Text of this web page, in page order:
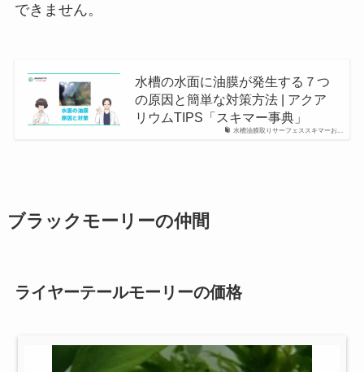
できません。
水槽油膜取りサーフェススキマーお...
水槽の水面に油膜が発生する７つ
の原因と簡単な対策方法 | アクア
リウムTIPS「スキマー事典」
ブラックモーリーの仲間
ライヤーテールモーリーの価格